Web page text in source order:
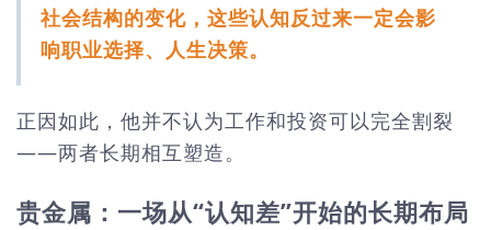
社会结构的变化，这些认知反过来一定会影
响职业选择、人生决策。
正因如此，他并不认为工作和投资可以完全割裂
——两者长期相互塑造。
贵金属：一场从“认知差”开始的长期布局